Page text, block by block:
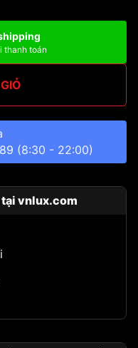
thanh toán
(8:30 - 22:00)
tại vnlux.com